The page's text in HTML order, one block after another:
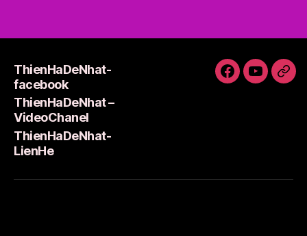
ThienHaDeNhat-
facebook
ThienHaDeNhat –
VideoChanel
ThienHaDeNhat-
LienHe